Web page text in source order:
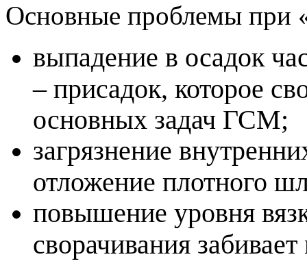
Основные проблемы при
выпадение в осадок
– присадок, которое
основных задач ГСМ;
загрязнение
отложение плотного
повышение уровня
сворачивания